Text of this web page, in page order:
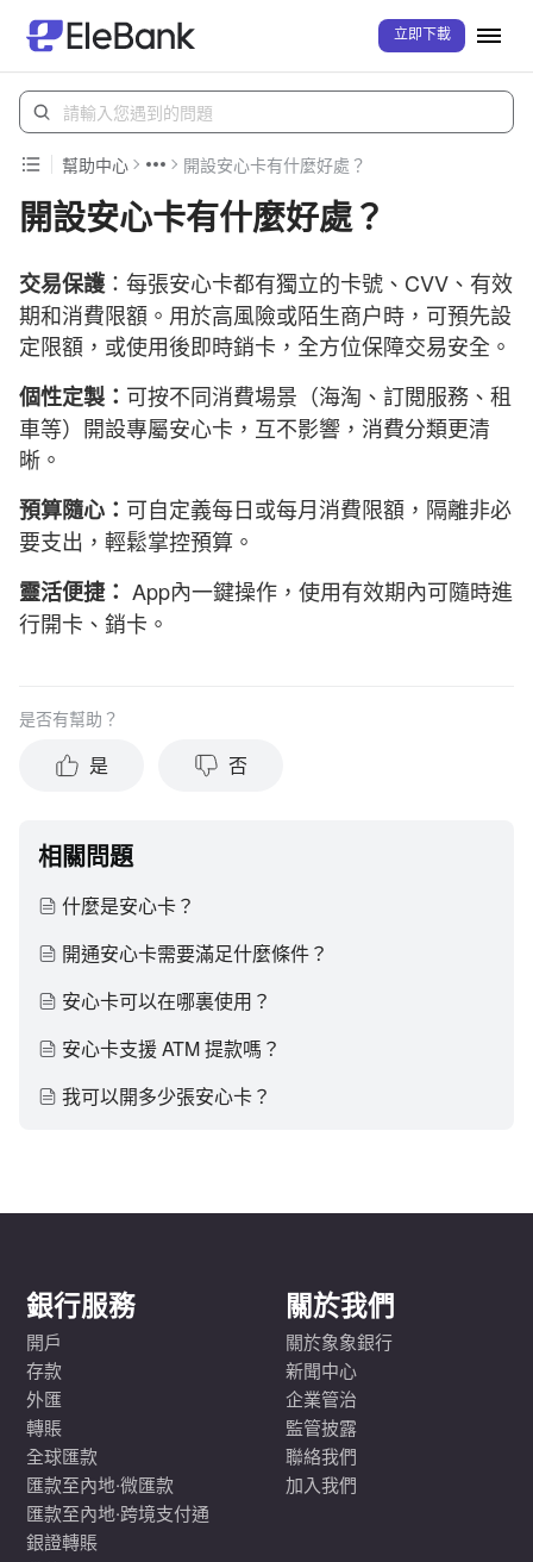
立即下載
幫助中心 開設安心卡有什麼好處？
開設安心卡有什麼好處？
交易保護 ：每張安心卡都有獨立的卡號、CVV、有效
期和消費限額。用於高風險或陌生商户時，可預先設
定限額，或使用後即時銷卡，全方位保障交易安全。
個性定製： 可按不同消費場景（海淘、訂閲服務、租
車等）開設專屬安心卡，互不影響，消費分類更清
晰。
預算隨心： 可自定義每日或每月消費限額，隔離非必
要支出，輕鬆掌控預算。
靈活便捷： App內一鍵操作，使用有效期內可隨時進
行開卡、銷卡。
是否有幫助？
是 否
相關問題
什麼是安心卡？
開通安心卡需要滿足什麼條件？
安心卡可以在哪裏使用？
安心卡支援 ATM 提款嗎？
我可以開多少張安心卡？
銀行服務
開戶
存款
外匯
轉賬
全球匯款
匯款至內地·微匯款
匯款至內地·跨境支付通
銀證轉賬
關於我們
關於象象銀行
新聞中心
企業管治
監管披露
聯絡我們
加入我們